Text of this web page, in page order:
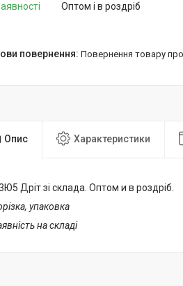
Оптом і в роздріб
повернення товару
Опис Характеристики
Дріт зі склада. Оптом и в роздріб.
упаковка
на складі